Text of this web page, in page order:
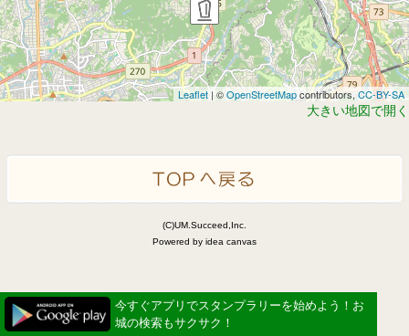
Leaflet| ©OpenStreetMapcontributors,CC-BY-SA
大きい地図で開く
(C)UM.Succeed,Inc.
Powered by idea canvas
今すぐアプリでスタンプラリーを始めよう！お
城の検索もサクサク！